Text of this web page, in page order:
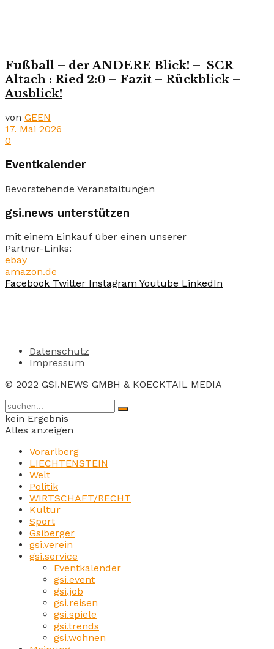
Fußball – der ANDERE Blick! – SCR
Altach : Ried 2:0 – Fazit – Rückblick –
Ausblick!
von GEEN
17. Mai 2026
0
Eventkalender
Bevorstehende Veranstaltungen
gsi.news unterstützen
mit einem Einkauf über einen unserer
Partner-Links:
ebay
amazon.de
Facebook Twitter Instagram Youtube LinkedIn
Datenschutz
Impressum
© 2022 GSI.NEWS GMBH & KOECKTAIL MEDIA
kein Ergebnis
Alles anzeigen
Vorarlberg
LIECHTENSTEIN
Welt
Politik
WIRTSCHAFT/RECHT
Kultur
Sport
Gsiberger
gsi.verein
gsi.service
Eventkalender
gsi.event
gsi.job
gsi.reisen
gsi.spiele
gsi.trends
gsi.wohnen